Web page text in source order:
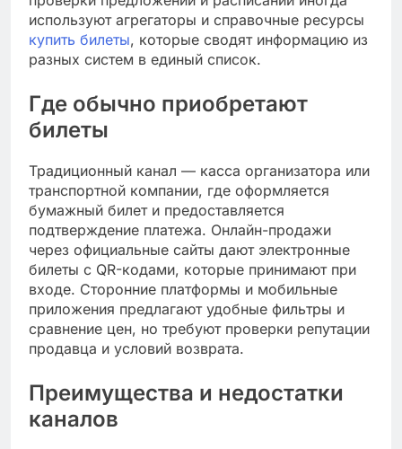
используют агрегаторы и справочные ресурсы
купить билеты, которые сводят информацию из
разных систем в единый список.
Где обычно приобретают
билеты
Традиционный канал — касса организатора или
транспортной компании, где оформляется
бумажный билет и предоставляется
подтверждение платежа. Онлайн-продажи
через официальные сайты дают электронные
билеты с QR-кодами, которые принимают при
входе. Сторонние платформы и мобильные
приложения предлагают удобные фильтры и
сравнение цен, но требуют проверки репутации
продавца и условий возврата.
Преимущества и недостатки
каналов